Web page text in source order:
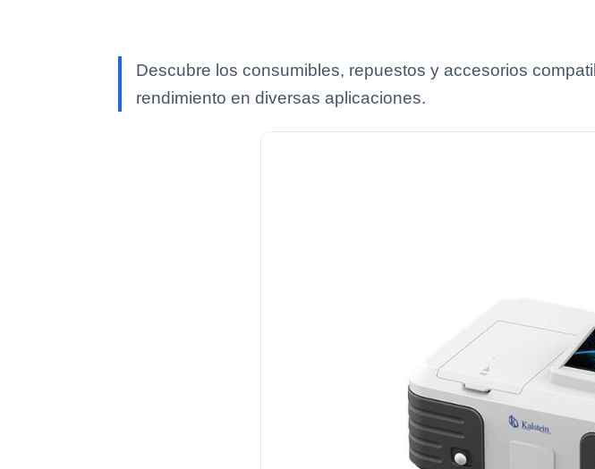
Descubre los consumibles, repuestos y accesorios
rendimiento en diversas aplicaciones.